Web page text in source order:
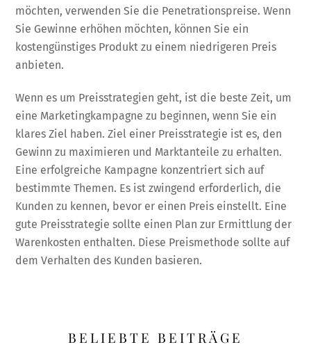
möchten, verwenden Sie die Penetrationspreise. Wenn
Sie Gewinne erhöhen möchten, können Sie ein
kostengünstiges Produkt zu einem niedrigeren Preis
anbieten.
Wenn es um Preisstrategien geht, ist die beste Zeit, um
eine Marketingkampagne zu beginnen, wenn Sie ein
klares Ziel haben. Ziel einer Preisstrategie ist es, den
Gewinn zu maximieren und Marktanteile zu erhalten.
Eine erfolgreiche Kampagne konzentriert sich auf
bestimmte Themen. Es ist zwingend erforderlich, die
Kunden zu kennen, bevor er einen Preis einstellt. Eine
gute Preisstrategie sollte einen Plan zur Ermittlung der
Warenkosten enthalten. Diese Preismethode sollte auf
dem Verhalten des Kunden basieren.
BELIEBTE BEITRÄGE